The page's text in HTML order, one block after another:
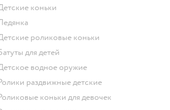
Детские коньки
Ледянка
Детские роликовые коньки
Батуты для детей
Детское водное оружие
Ролики раздвижные детские
Роликовые коньки для девочек